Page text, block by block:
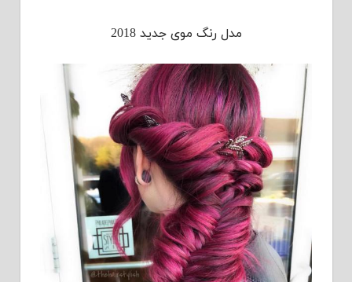
مدل رنگ موی جدید 2018